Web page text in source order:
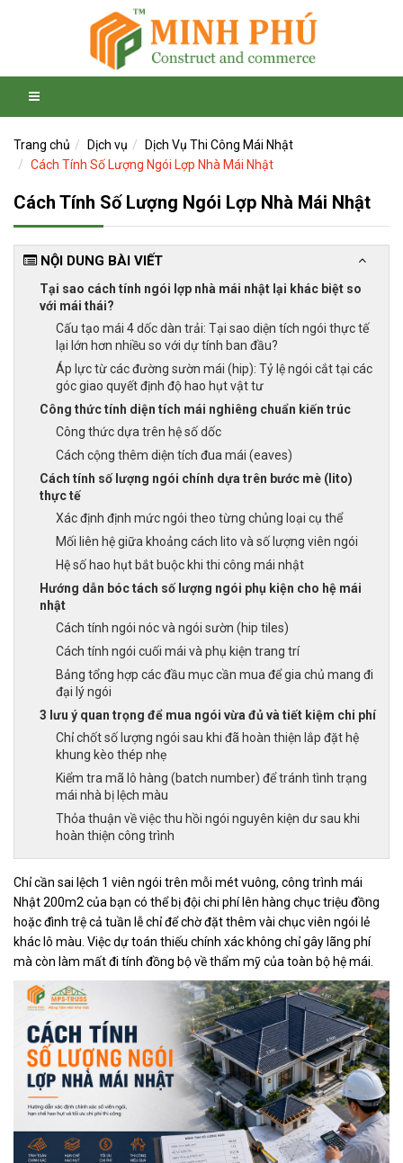
Trang chủ Dịch vụ
Dịch Vụ Thi Công Mái Nhật
Cách Tính Số Lượng Ngói Lợp Nhà Mái Nhật
Cách Tính Số Lượng Ngói Lợp Nhà Mái Nhật
NỘI DUNG BÀI VIẾT
Tại sao cách tính ngói lợp nhà mái nhật lại khác biệt so
với mái thái?
Cấu tạo mái 4 dốc dàn trải: Tại sao diện tích ngói thực tế
lại lớn hơn nhiều so với dự tính ban đầu?
Áp lực từ các đường sườn mái (hip): Tỷ lệ ngói cắt tại các
góc giao quyết định độ hao hụt vật tư
Công thức tính diện tích mái nghiêng chuẩn kiến trúc
Công thức dựa trên hệ số dốc
Cách cộng thêm diện tích đua mái (eaves)
Cách tính số lượng ngói chính dựa trên bước mè (lito)
thực tế
Xác định định mức ngói theo từng chủng loại cụ thể
Mối liên hệ giữa khoảng cách lito và số lượng viên ngói
Hệ số hao hụt bắt buộc khi thi công mái nhật
Hướng dẫn bóc tách số lượng ngói phụ kiện cho hệ mái
nhật
Cách tính ngói nóc và ngói sườn (hip tiles)
Cách tính ngói cuối mái và phụ kiện trang trí
Bảng tổng hợp các đầu mục cần mua để gia chủ mang đi
đại lý ngói
3 lưu ý quan trọng để mua ngói vừa đủ và tiết kiệm chi phí
Chỉ chốt số lượng ngói sau khi đã hoàn thiện lắp đặt hệ
khung kèo thép nhẹ
Kiểm tra mã lô hàng (batch number) để tránh tình trạng
mái nhà bị lệch màu
Thỏa thuận về việc thu hồi ngói nguyên kiện dư sau khi
hoàn thiện công trình
Chỉ cần sai lệch 1 viên ngói trên mỗi mét vuông, công trình mái
Nhật 200m2 của bạn có thể bị đội chi phí lên hàng chục triệu đồng
hoặc đình trệ cả tuần lễ chỉ để chờ đặt thêm vài chục viên ngói lẻ
khác lô màu. Việc dự toán thiếu chính xác không chỉ gây lãng phí
mà còn làm mất đi tính đồng bộ về thẩm mỹ của toàn bộ hệ mái.